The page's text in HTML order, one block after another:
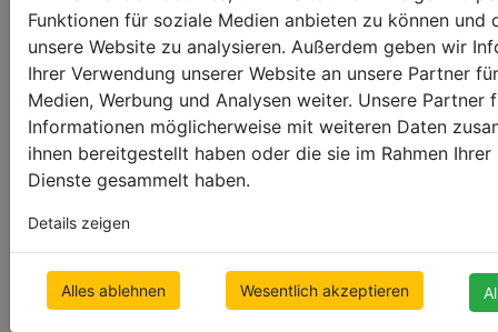
Funktionen für soziale Medien anbieten zu können und
unsere Website zu analysieren. Außerdem geben wir
Ihrer Verwendung unserer Website an unsere Partner
Medien, Werbung und Analysen weiter. Unsere Partner
Informationen möglicherweise mit weiteren Daten
ihnen bereitgestellt haben oder die sie im Rahmen
Dienste gesammelt haben.
Details zeigen
Alles ablehnen Wesentlich akzeptieren
Holz sind und eine matte Oberfläche haben. Sie
sehen in jeder Art von Inneneinrichtung elegant
und stilvoll aus. Die Kunden liebenweiße und
schwarze Bambusjalousien- sie sehen in
modernen Innenräumen großartig aus und lassen
sich auch gut mit anderen Designstilen
kombinieren.
Sie sind in vielen Größen erhältlich (35mm,
50mm - die beliebtesten und 65mm Lamellen)
Jalousien für größere Fenster zu erstellen,